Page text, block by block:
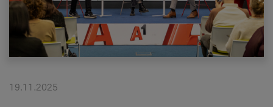
Поддршка
Надополни кредит
19.11.2025